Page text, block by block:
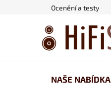
Ocenění a testy
NAŠE NABÍDKA